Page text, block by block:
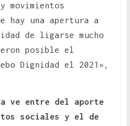
movimientos
hay una apertura a
de ligarse mucho
posible el
Dignidad el 2021»,
ve entre del aporte
sociales y el de